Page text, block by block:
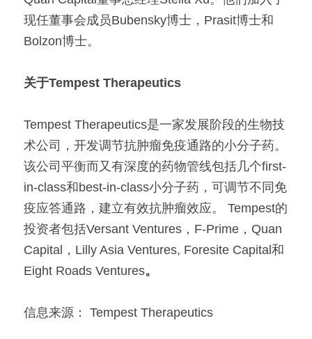
现任董事会成员Bubensky博士，Prasit博士和
Bolzon博士。
关于Tempest Therapeutics
Tempest Therapeutics是一家发展阶段的生物技
术公司，开发调节抗肿瘤免疫通路的小分子药。
该公司平衡而又有深度的药物管线包括几个first-
in-class和best-in-class小分子药，可调节不同免
疫应答通路，建立有效抗肿瘤效应。 Tempest的
投资者包括Versant Ventures，F-Prime，Quan
Capital，Lilly Asia Ventures, Foresite Capital和
Eight Roads Ventures。
信息来源： Tempest Therapeutics